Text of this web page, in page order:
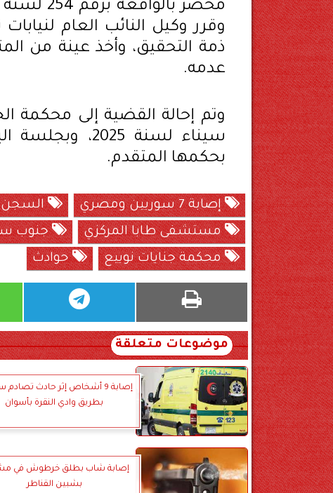
ذمة التحقيق، وأخذ عينة من
عدمه.
سيناء لسنة
بحكمها المتقدم.
إصابة 7 سوريين ومصري السجن 5 سنوات
مستشفى طابا المركزي
جنوب
محكمة جنايات نوييع
حوادث
موضوعات متعلقة
إصابة 9 أشخاص إثر حادث تصادم
بطريق وادي النقرة بأسوان
إصابة شاب بطلق خرطوش في
بشبين القناطر